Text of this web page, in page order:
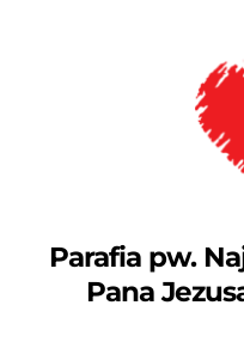
Parafia pw.
Pana